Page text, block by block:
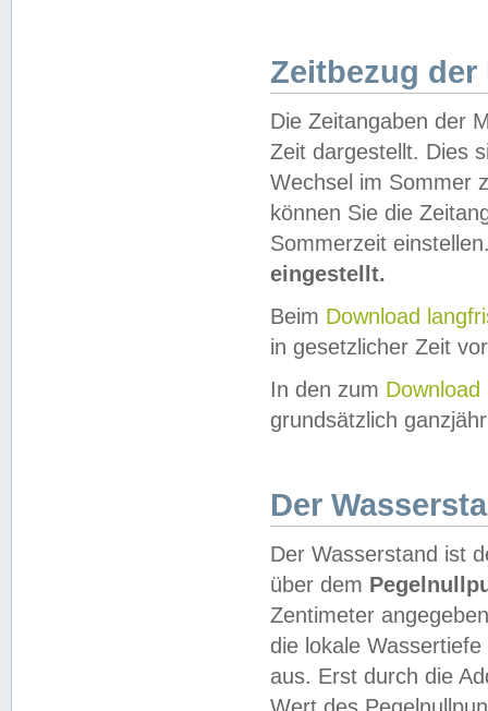
Zeitbezug der
Die Zeitangaben der
Zeit dargestellt. Dies
Wechsel im Sommer
können Sie die
Sommerzeit
eingestellt.
Beim Download
in gesetzlicher Zeit
In den zum Download
grundsätzlich
Der
Der Wasserstand ist
über dem
Zentimeter
die lokale
aus. Erst durch die